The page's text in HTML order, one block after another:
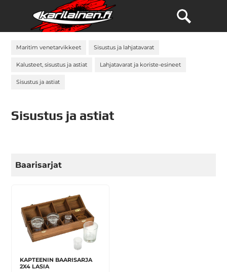
Maritim venetarvikkeet Sisustus ja lahjatavarat
Kalusteet, sisustus ja astiat Lahjatavarat ja koriste-esineet
Sisustus ja astiat
Sisustus ja astiat
Baarisarjat
KAPTEENIN BAARISARJA
2X4 LASIA